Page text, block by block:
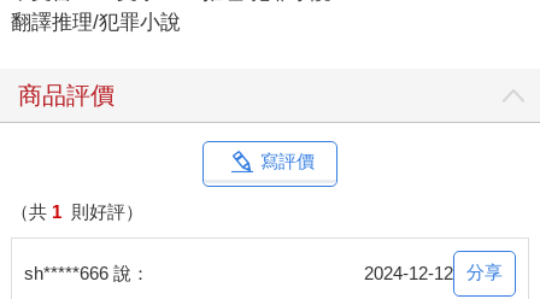
工作感到無比驕傲。她進奇能公司上班的那時，我們關係正好出
「新雪佛蘭看起來好棒， 」我告訴她：「只要價格下來──」 她
打斷我：「爸，我有消息要說。我要結婚了。」 我還來不及消
化，她便滔滔不絕說下去，彷彿再也忍不住了。她未婚夫叫艾
登，二十六歲，他的家人會在新罕布夏州家中舉辦婚宴。她說這
些時，我還沒從第一波轟炸中醒來。 她要結婚了？ 「……雖然發
生了那些事， 」瑪姬繼續說：「但我真心希望你能出席。」
「婚禮是在三個月後， 」瑪姬告訴我：「七月二十三日。我知道
翻譯推理/犯罪小說
商品評價
寫評價
（共 1 則好評）
sh*****666 說： 2024-12-12 分享